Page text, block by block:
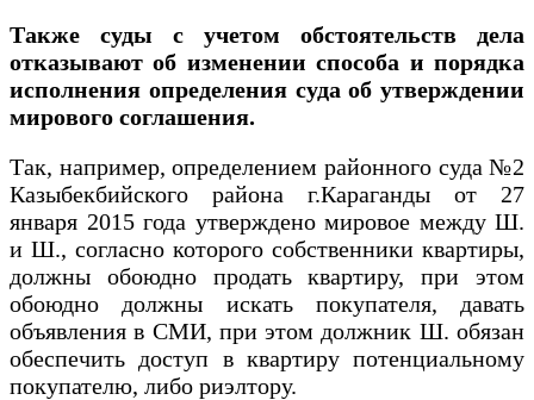
Также суды с учетом обстоятельств дела
отказывают об изменении способа и порядка
исполнения определения суда об утверждении
мирового соглашения.
Так, например, определением районного суда №2
Казыбекбийского района г.Караганды от 27
января 2015 года утверждено мировое между Ш.
и Ш., согласно которого собственники квартиры,
должны обоюдно продать квартиру, при этом
обоюдно должны искать покупателя, давать
объявления в СМИ, при этом должник Ш. обязан
обеспечить доступ в квартиру потенциальному
покупателю, либо риэлтору.